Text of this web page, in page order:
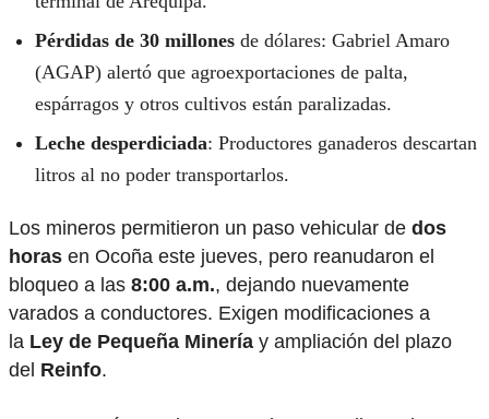
Pérdidas de 30 millones de dólares: Gabriel Amaro
(AGAP) alertó que agroexportaciones de palta,
espárragos y otros cultivos están paralizadas.
Leche desperdiciada: Productores ganaderos descartan
litros al no poder transportarlos.
Los mineros permitieron un paso vehicular de dos
horas en Ocoña este jueves, pero reanudaron el
bloqueo a las 8:00 a.m., dejando nuevamente
varados a conductores. Exigen modificaciones a
la Ley de Pequeña Minería y ampliación del plazo
del Reinfo.